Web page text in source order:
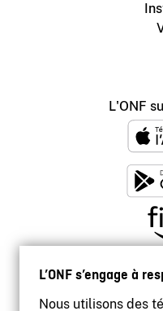
L’ONF s’engage à
Nous utilisons des
L'ONF